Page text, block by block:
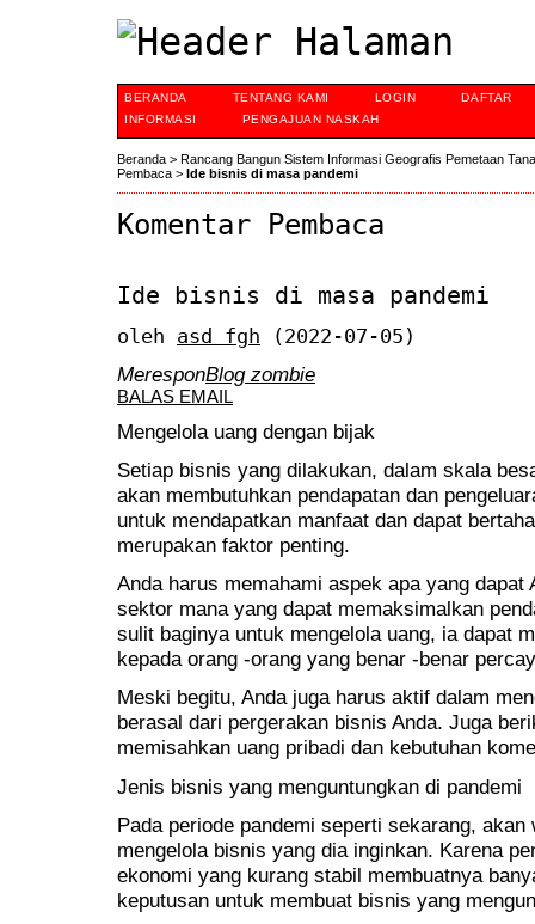
BERANDA TENTANG KAMI LOGIN
DAFTAR
INFORMASI
PENGAJUAN NASKAH
Beranda > Rancang Bangun Sistem Informasi Geografis Pemetaan
Pembaca > Ide bisnis di masa pandemi
Komentar Pembaca
Ide bisnis di masa pandemi
oleh asd fgh (2022-07-05)
MeresponBlog zombie
BALAS EMAIL
Mengelola uang dengan bijak
Setiap bisnis yang dilakukan, dalam skala
akan membutuhkan pendapatan dan
untuk mendapatkan manfaat dan dapat
merupakan faktor penting.
Anda harus memahami aspek apa yang dapat
sektor mana yang dapat memaksimalkan
sulit baginya untuk mengelola uang, ia dapat
kepada orang -orang yang benar -benar
Meski begitu, Anda juga harus aktif dalam
berasal dari pergerakan bisnis Anda. Juga
memisahkan uang pribadi dan kebutuhan
Jenis bisnis yang menguntungkan di pandemi
Pada periode pandemi seperti sekarang,
mengelola bisnis yang dia inginkan. Karena
ekonomi yang kurang stabil membuatnya
keputusan untuk membuat bisnis yang